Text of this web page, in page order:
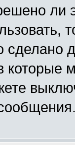
сделано